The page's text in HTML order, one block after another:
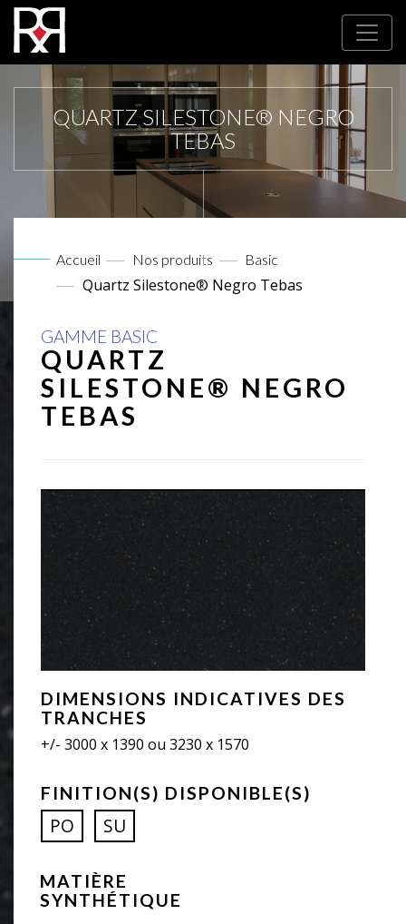
QUARTZ SILESTONE® NEGRO
TEBAS
Accueil Nos produits Basic
Quartz Silestone® Negro Tebas
MATIÈRE
SYNTHÉTIQUE
GAMME BASIC
QUARTZ
SILESTONE® NEGRO
TEBAS
DIMENSIONS INDICATIVES DES
TRANCHES
+/- 3000 x 1390 ou 3230 x 1570
FINITION(S) DISPONIBLE(S)
PO SU